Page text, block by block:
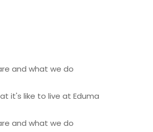
and what we do
it's like to live at Eduma
and what we do